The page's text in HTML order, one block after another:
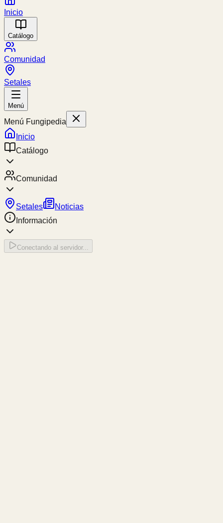
Inicio
Catálogo
Comunidad
Setales
Menú
Menú Fungipedia
Inicio
Catálogo
Comunidad
Setales
Noticias
Información
Conectando al servidor...